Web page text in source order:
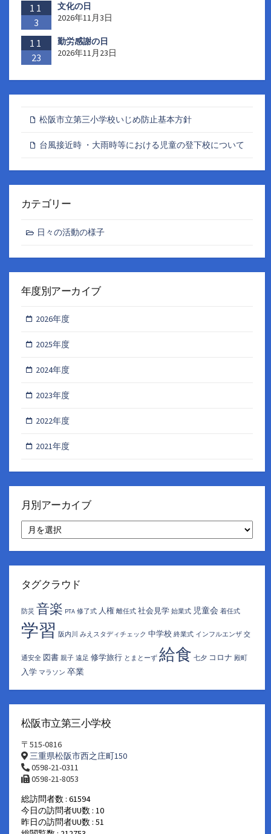
11
3
文化の日
2026年11月3日
11
23
勤労感謝の日
2026年11月23日
松阪市立第三小学校いじめ防止基本方針
台風接近時 ・大雨時等における児童の登下校について
カテゴリー
日々の活動の様子
年度別アーカイブ
2026年度
2025年度
2024年度
2023年度
2022年度
2021年度
月別アーカイブ
別
ア
イ
タグクラウド
防災 音楽 PTA 修了式 人権 離任式 社会見学 始業式 児童会 着任式
学習 阪内川 みえスタディチェック 中学校 終業式 インフルエンザ 交
通安全 図書 親子 遠足 修学旅行 とまとーず 給食 七夕 コロナ 殿町
入学 マラソン 卒業
松阪市立第三小学校
〒515-0816
三重県松阪市西之庄町150
0598-21-0311
0598-21-8053
総訪問者数 : 61594
今日の訪問者UU数 : 10
昨日の訪問者UU数 : 51